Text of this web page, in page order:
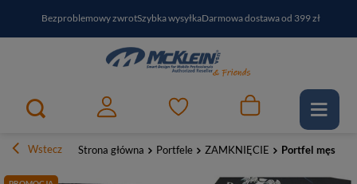
Bezproblemowy zwrotSzybka wysyłkaDarmowa dostawa od 399 zł
PayPo - kup i zapłać za30 dniZapisz się do newslettera i odbierz RABAT
Wstecz Strona główna Portfele ZAMKNIĘCIE Portfel męski